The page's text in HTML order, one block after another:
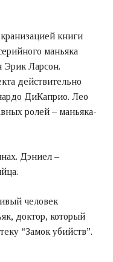
книги
маньяка
Эрик Ларсон.
действительно
ДиКаприо. Лео
ролей – маньяка-
Дэниел –
человек
доктор, который
“Замок убийств”.